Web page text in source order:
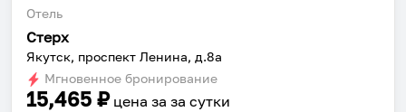
Отель
Стерх
Якутск, проспект Ленина, д.8а
Мгновенное бронирование
15,465 ₽ цена за за сутки